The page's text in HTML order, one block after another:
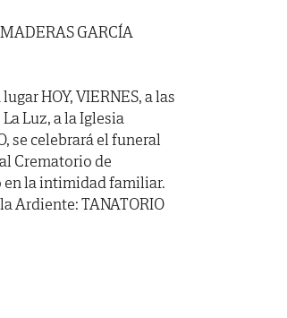
GARCÍA
HOY, VIERNES, a las
Luz, a la Iglesia
se celebrará el funeral
Crematorio de
en la intimidad familiar.
Ardiente: TANATORIO